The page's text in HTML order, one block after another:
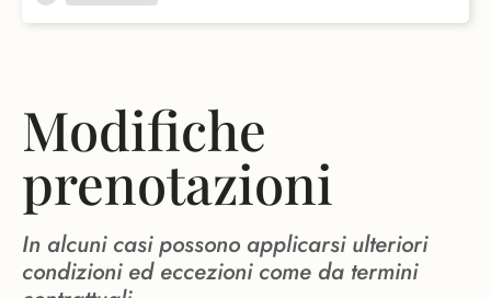
Modifiche
prenotazioni
In alcuni casi possono applicarsi ulteriori
condizioni ed eccezioni come da termini